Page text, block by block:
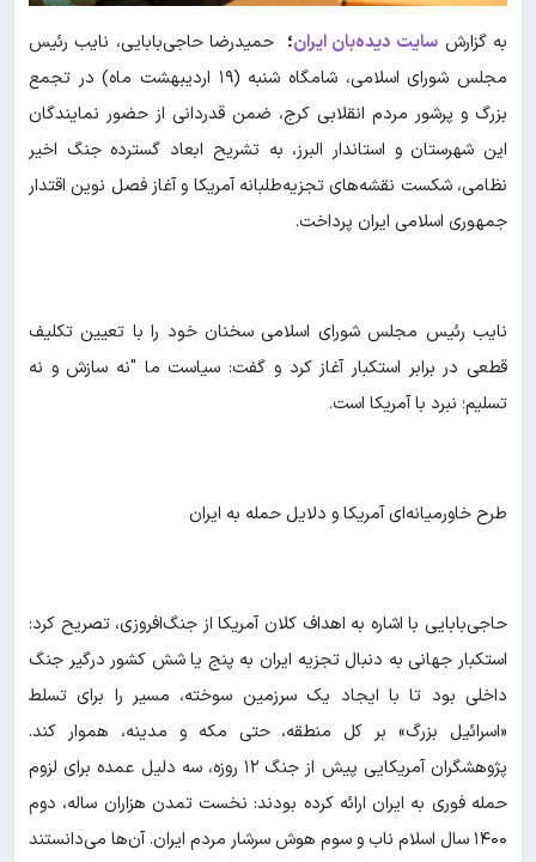
به گزارش سایت دیده‌بان ایران؛ حمیدرضا حاجی‌بابایی، نایب رئیس
مجلس شورای اسلامی، شامگاه شنبه (۱۹ اردیبهشت ماه) در تجمع
بزرگ و پرشور مردم انقلابی کرج، ضمن قدردانی از حضور نمایندگان
این شهرستان و استاندار البرز، به تشریح ابعاد گسترده جنگ اخیر
نظامی، شکست نقشه‌های تجزیه‌طلبانه آمریکا و آغاز فصل نوین اقتدار
جمهوری اسلامی ایران پرداخت.
نایب رئیس مجلس شورای اسلامی سخنان خود را با تعیین تکلیف
قطعی در برابر استکبار آغاز کرد و گفت: سیاست ما "نه سازش و نه
تسلیم؛ نبرد با آمریکا است.
طرح خاورمیانه‌ای آمریکا و دلایل حمله به ایران
حاجی‌بابایی با اشاره به اهداف کلان آمریکا از جنگ‌افروزی، تصریح کرد:
استکبار جهانی به دنبال تجزیه ایران به پنج یا شش کشور درگیر جنگ
داخلی بود تا با ایجاد یک سرزمین سوخته، مسیر را برای تسلط
«اسرائیل بزرگ» بر کل منطقه، حتی مکه و مدینه، هموار کند.
پژوهشگران آمریکایی پیش از جنگ ۱۲ روزه، سه دلیل عمده برای لزوم
حمله فوری به ایران ارائه کرده بودند: نخست تمدن هزاران ساله، دوم
۱۴۰۰ سال اسلام ناب و سوم هوش سرشار مردم ایران. آن‌ها می‌دانستند